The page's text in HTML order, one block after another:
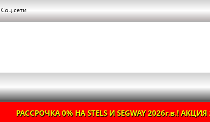
Соц.сети
РАССРОЧКА 0% НА STELS И SEGWAY 2026г.в.! АКЦИЯ